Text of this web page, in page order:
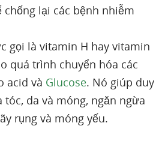
chống lại các bệnh nhiễm
gọi là vitamin H hay vitamin
quá trình chuyển hóa các
acid và Glucose. Nó giúp duy
tóc, da và móng, ngăn ngừa
rụng và móng yếu.